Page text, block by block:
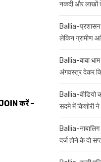
करें –
नकदी और लाखों
Ballia-प्रशासन
लेकिन ग्रामीण
Ballia-बाबा
अंगवस्त्र देकर
Ballia-वीडियो
सदमे में किशोरी
Ballia-
दर्ज होने के दो